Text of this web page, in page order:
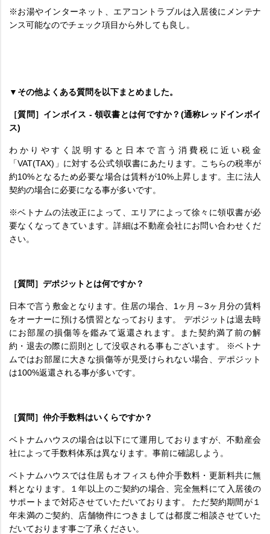
※お湯やインターネット、エアコントラブルは入居後にメンテナ
ンス可能なのでチェック項目から外しても良し。
▼その他よくある質問を以下まとめました。
［質問］インボイス - 領収書とは何ですか？(通称レッドインボイ
ス)
わかりやすく説明すると日本で言う消費税に近い税金
「VAT(TAX)」に対する公式領収書にあたります。こちらの税率が
約10%となるため必要な場合は賃料が10%上昇します。主に法人
契約の場合に必要になる事が多いです。
※ベトナムの法改正によって、エリアによって徐々に領収書が必
要なくなってきています。詳細は不動産会社にお問い合わせくだ
さい。
［質問］デポジットとは何ですか？
日本で言う敷金となります。住居の場合、1ヶ月～3ヶ月分の賃料
をオーナーに預ける慣習となっております。 デポジットは退去時
にお部屋の損傷等を鑑みて返還されます。また契約満了前の解
約・退去の際に罰則として没収される事もございます。 ※ベトナ
ムではお部屋に大きな損傷等が見受けられない場合、デポジット
は100%返還される事が多いです。
［質問］仲介手数料はいくらですか？
ベトナムハウスの場合は以下にて運用しておりますが、不動産会
社によって手数料体系は異なります。事前に確認しよう。
ベトナムハウスでは住居もオフィスも仲介手数料・更新料共に無
料となります。１年以上のご契約の場合、完全無料にて入居後の
サポートまで対応させていただいております。 ただ契約期間が１
年未満のご契約、店舗物件につきましては都度ご相談させていた
だいております事ご了承ください。